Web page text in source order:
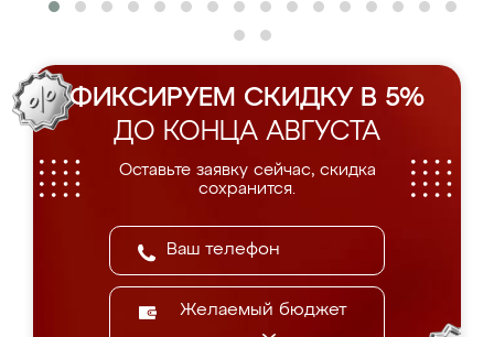
ФИКСИРУЕМ СКИДКУ В 5%
ДО КОНЦА АВГУСТА
Оставьте заявку сейчас, скидка
сохранится.
Желаемый бюджет